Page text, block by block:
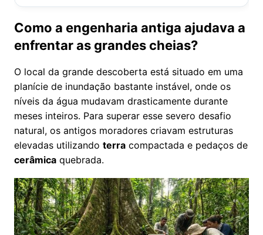
Como a engenharia antiga ajudava a
enfrentar as grandes cheias?
O local da grande descoberta está situado em uma
planície de inundação bastante instável, onde os
níveis da água mudavam drasticamente durante
meses inteiros. Para superar esse severo desafio
natural, os antigos moradores criavam estruturas
elevadas utilizando terra compactada e pedaços de
cerâmica quebrada.